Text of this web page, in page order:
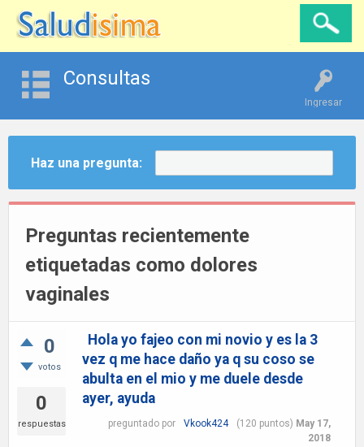
Ingresar
Consultas
Haz una pregunta:
Preguntas recientemente
etiquetadas como dolores
vaginales
0
votos
0
respuestas
Hola yo fajeo con mi novio y es la 3
vez q me hace daño ya q su coso se
abulta en el mio y me duele desde
ayer, ayuda
preguntado por Vkook424 (120 puntos) May 17,
2018